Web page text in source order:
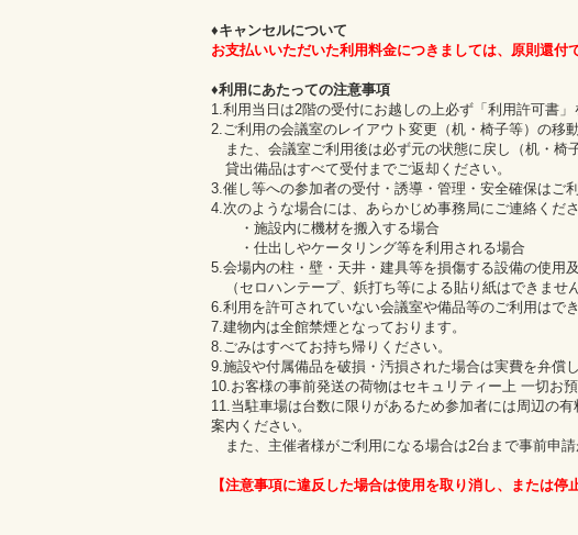
♦キャンセルについて
お支払いいただいた利用料金につきましては、原則還付
♦利用にあたっての注意事項
1.利用当日は2階の受付にお越しの上必ず「利用許可書」
2.ご利用の会議室のレイアウト変更（机・椅子等）の移
また、会議室ご利用後は必ず元の状態に戻し（机・椅
貸出備品はすべて受付までご返却ください。
3.催し等への参加者の受付・誘導・管理・安全確保はご
4.次のような場合には、あらかじめ事務局にご連絡くださ
・施設内に機材を搬入する場合
・仕出しやケータリング等を利用される場合
5.会場内の柱・壁・天井・建具等を損傷する設備の使用
（セロハンテープ、鋲打ち等による貼り紙はできません
6.利用を許可されていない会議室や備品等のご利用はでき
7.建物内は全館禁煙となっております。
8.ごみはすべてお持ち帰りください。
9.施設や付属備品を破損・汚損された場合は実費を弁償し
10.お客様の事前発送の荷物はセキュリティー上 一切お
11.当駐車場は台数に限りがあるため参加者には周辺の
案内ください。
また、主催者様がご利用になる場合は2台まで事前申
【注意事項に違反した場合は使用を取り消し、または停